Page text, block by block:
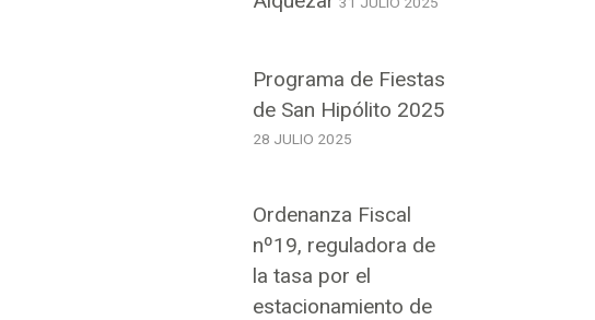
Programa de Fiestas
de San Hipólito 2025
28 JULIO 2025
Ordenanza Fiscal
nº19, reguladora de
la tasa por el
estacionamiento de